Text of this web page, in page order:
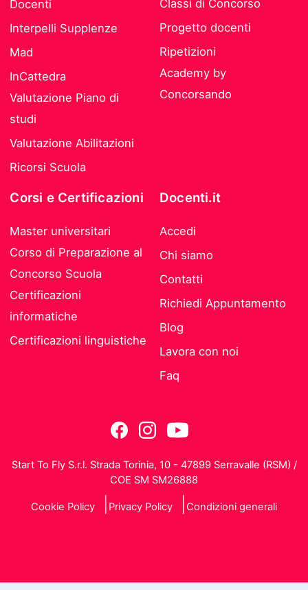
Docenti
Interpelli Supplenze
Mad
InCattedra
Valutazione Piano di
studi
Valutazione Abilitazioni
Ricorsi Scuola
Classi di Concorso
Progetto docenti
Ripetizioni
Academy by
Concorsando
Corsi e Certificazioni
Master universitari
Corso di Preparazione al
Concorso Scuola
Certificazioni
informatiche
Certificazioni linguistiche
Docenti.it
Accedi
Chi siamo
Contatti
Richiedi Appuntamento
Blog
Lavora con noi
Faq
Start To Fly S.r.l. Strada Torinia, 10 - 47899 Serravalle (RSM) /
COE SM SM26888
Cookie Policy Privacy Policy Condizioni generali